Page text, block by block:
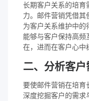
长期客户关系的培育
力。邮件营销凭借其
为客户关系维护中的
能够与客户保持高频
在，进而在客户心中
二、分析客户
要使邮件营销在培育
深度挖掘客户的需求